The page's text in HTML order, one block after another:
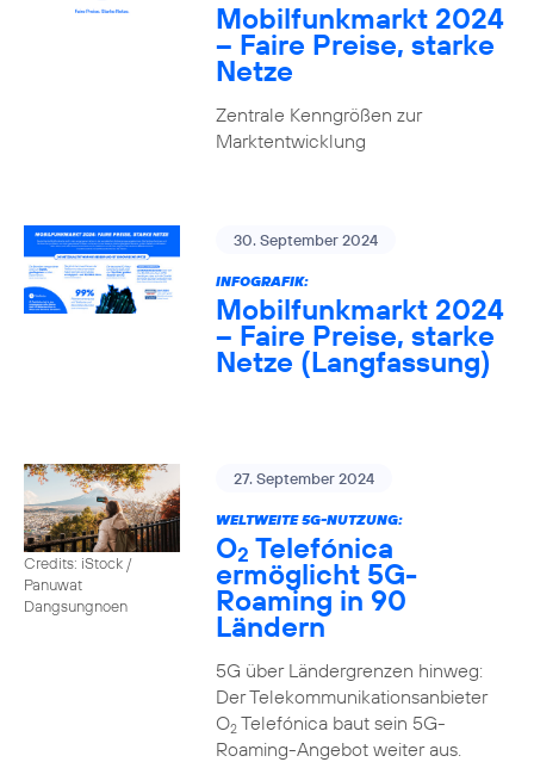
Mobilfunkmarkt 2024
– Faire Preise, starke
Netze
Zentrale Kenngrößen zur
Marktentwicklung
30. September 2024
INFOGRAFIK:
Mobilfunkmarkt 2024
– Faire Preise, starke
Netze (Langfassung)
Credits: iStock /
Panuwat
Dangsungnoen
27. September 2024
WELTWEITE 5G-NUTZUNG:
O2 Telefónica
ermöglicht 5G-
Roaming in 90
Ländern
5G über Ländergrenzen hinweg:
Der Telekommunikationsanbieter
O2Telefónica baut sein 5G-
Roaming-Angebot weiter aus.